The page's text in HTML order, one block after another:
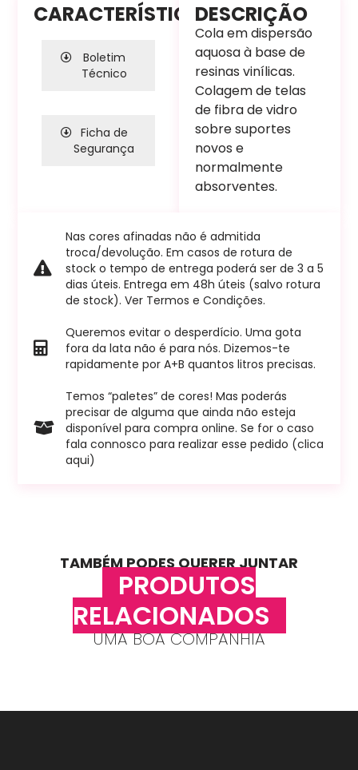
CARACTERÍSTICAS
Boletim
Técnico
Ficha de
Segurança
DESCRIÇÃO
Cola em dispersão
aquosa à base de
resinas vinílicas.
Colagem de telas
de fibra de vidro
sobre suportes
novos e
normalmente
absorventes.
Nas cores afinadas não é admitida
troca/devolução. Em casos de rotura de
stock o tempo de entrega poderá ser de 3 a 5
dias úteis. Entrega em 48h úteis (salvo rotura
de stock). Ver Termos e Condições.
Queremos evitar o desperdício. Uma gota
fora da lata não é para nós. Dizemos-te
rapidamente por A+B quantos litros precisas.
Temos “paletes” de cores! Mas poderás
precisar de alguma que ainda não esteja
disponível para compra online. Se for o caso
fala connosco para realizar esse pedido (clica
aqui)
TAMBÉM PODES QUERER JUNTAR
PRODUTOS
RELACIONADOS
UMA BOA COMPANHIA